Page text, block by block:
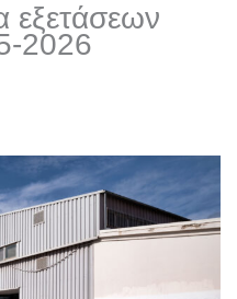
2026